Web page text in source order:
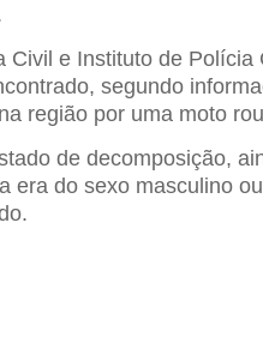
Civil e Instituto de Polícia
segundo
região por uma moto
de decomposição,
era do sexo masculino